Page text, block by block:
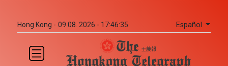
Hong Kong - 09.08. 2026 - 17:46:35 Español